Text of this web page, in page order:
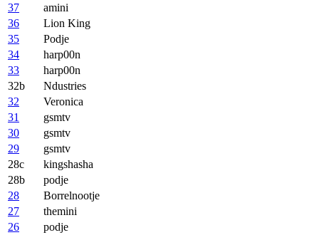
37
amini
36
Lion King
35
Podje
34
harp00n
33
harp00n
32b
Ndustries
32
Veronica
31
gsmtv
30
gsmtv
29
gsmtv
28c
kingshasha
28b
podje
28
Borrelnootje
27
themini
26
podje